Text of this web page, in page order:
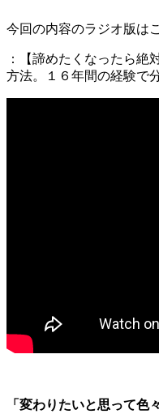
今回の内容のラジオ版は
：【諦めたくなったら絶
方法。１６年間の経験で
「変わりたいと思って色